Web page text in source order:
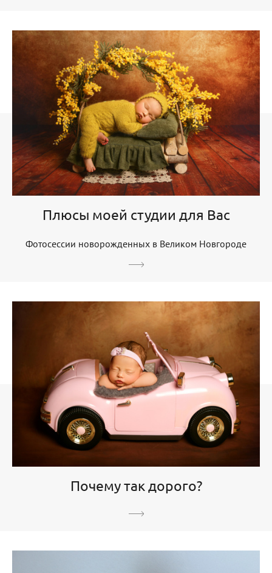
Плюсы моей студии для Вас
Фотосессии новорожденных в Великом Новгороде
Почему так дорого?